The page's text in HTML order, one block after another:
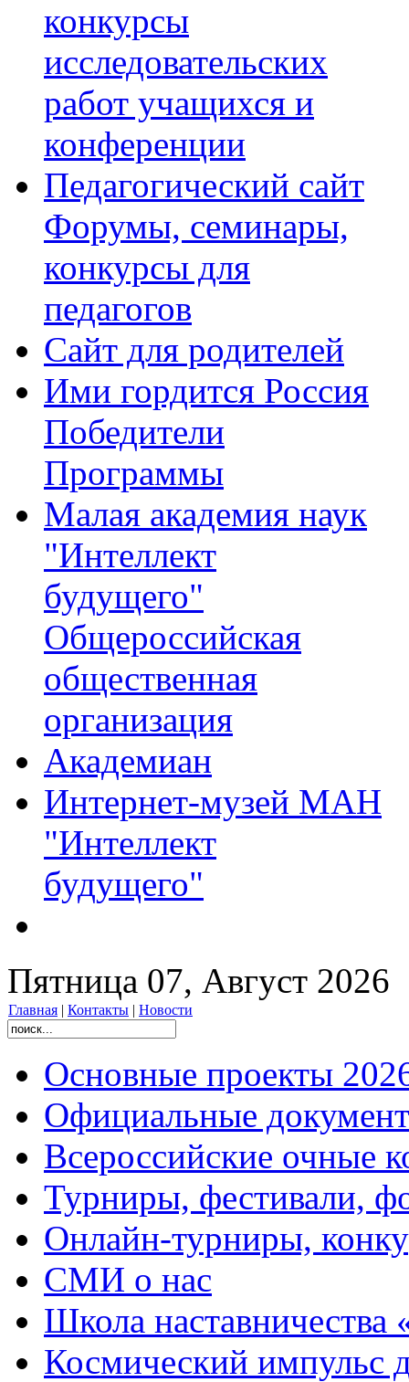
конкурсы
исследовательских
работ учащихся и
конференции
Педагогический сайт
Форумы, семинары,
конкурсы для
педагогов
Сайт для родителей
Ими гордится Россия
Победители
Программы
Малая академия наук
"Интеллект
будущего"
Общероссийская
общественная
организация
Академиан
Интернет-музей МАН
"Интеллект
будущего"
Пятница 07, Август 2026
Главная | Контакты | Новости
Основные проекты
Официальные
Всероссийские очные
Турниры, фестивали,
Онлайн-турниры,
СМИ о нас
Школа
Космический импульс